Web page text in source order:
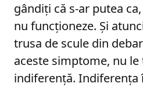
gândiți că s-ar putea
nu funcționeze. Și
trusa de scule din
aceste simptome, nu
indiferență. Indiferența